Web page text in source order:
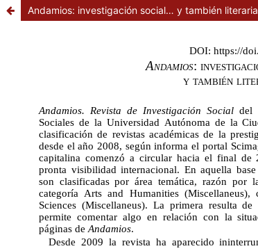
Andamios: investigación social… y también literaria